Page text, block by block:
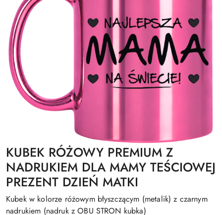
KUBEK RÓŻOWY PREMIUM Z
NADRUKIEM DLA MAMY TEŚCIOWEJ
PREZENT DZIEŃ MATKI
Kubek w kolorze różowym błyszczącym (metalik) z czarnym
nadrukiem (nadruk z OBU STRON kubka)